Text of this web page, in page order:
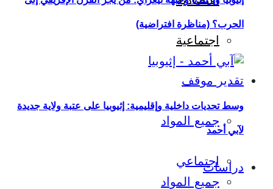
اجتماعية
تقدير موقف
جميع المواد
اجتماعي
الحرب؟ (مناظرة افتراضية)
وسط تحديات داخلية وإقليمية: إثيوبيا على عتبة ولاية جديدة
لآبي أحمد
دراسات
جميع المواد